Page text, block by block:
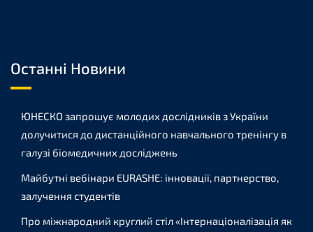
Останні Новини
ЮНЕСКО запрошує молодих дослідників з України
долучитися до дистанційного навчального тренінгу в
галузі біомедичних досліджень
Майбутні вебінари EURASHE: інновації, партнерство,
залучення студентів
Про міжнародний круглий стіл «Інтернаціоналізація як